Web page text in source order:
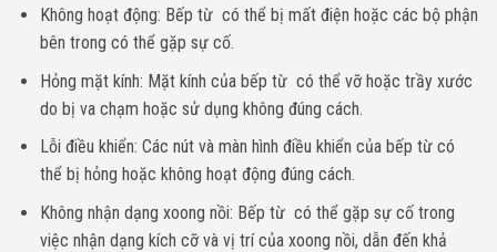
Không hoạt động: Bếp từ có thể bị mất điện hoặc các bộ phận
bên trong có thể gặp sự cố.
Hỏng mặt kính: Mặt kính của bếp từ có thể vỡ hoặc trầy xước
do bị va chạm hoặc sử dụng không đúng cách.
Lỗi điều khiển: Các nút và màn hình điều khiển của bếp từ có
thể bị hỏng hoặc không hoạt động đúng cách.
Không nhận dạng xoong nồi: Bếp từ có thể gặp sự cố trong
việc nhận dạng kích cỡ và vị trí của xoong nồi, dẫn đến khả